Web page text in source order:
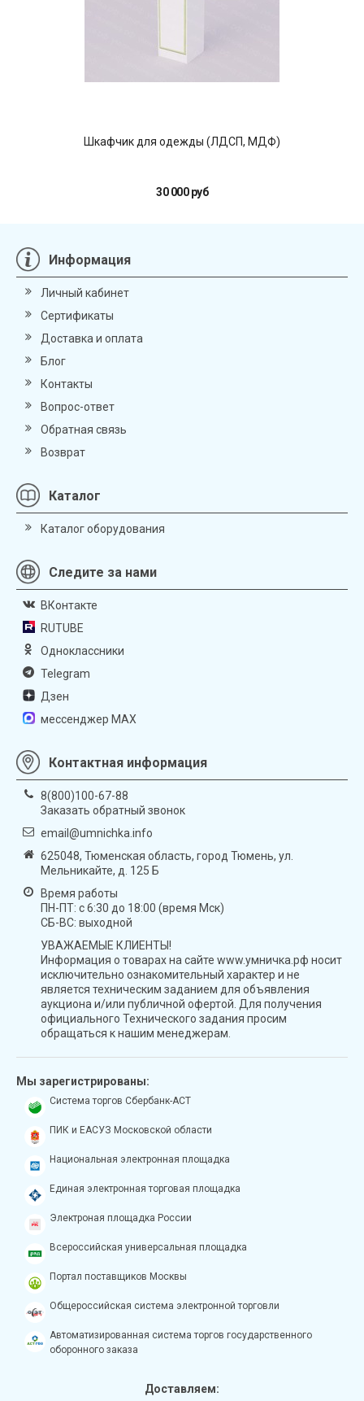
Шкафчик для одежды (ЛДСП, МДФ)
30 000 руб
Информация
Личный кабинет
Сертификаты
Доставка и оплата
Блог
Контакты
Вопрос-ответ
Обратная связь
Возврат
Каталог
Каталог оборудования
Следите за нами
ВКонтакте
RUTUBE
Одноклассники
Telegram
Дзен
мессенджер MAX
Контактная информация
8(800)100-67-88
Заказать обратный звонок
email@umnichka.info
625048, Тюменская область, город Тюмень, ул.
Мельникайте, д. 125 Б
Время работы
ПН-ПТ: с 6:30 до 18:00 (время Мск)
СБ-ВС: выходной
УВАЖАЕМЫЕ КЛИЕНТЫ!
Информация о товарах на сайте www.умничка.рф носит
исключительно ознакомительный характер и не
является техническим заданием для объявления
аукциона и/или публичной офертой. Для получения
официального Технического задания просим
обращаться к нашим менеджерам.
Мы зарегистрированы:
Система торгов Сбербанк-АСТ
ПИК и ЕАСУЗ Московской области
Национальная электронная площадка
Единая электронная торговая площадка
Электроная площадка России
Всероссийская универсальная площадка
Портал поставщиков Москвы
Общероссийская система электронной торговли
Автоматизированная система торгов государственного
оборонного заказа
Доставляем: